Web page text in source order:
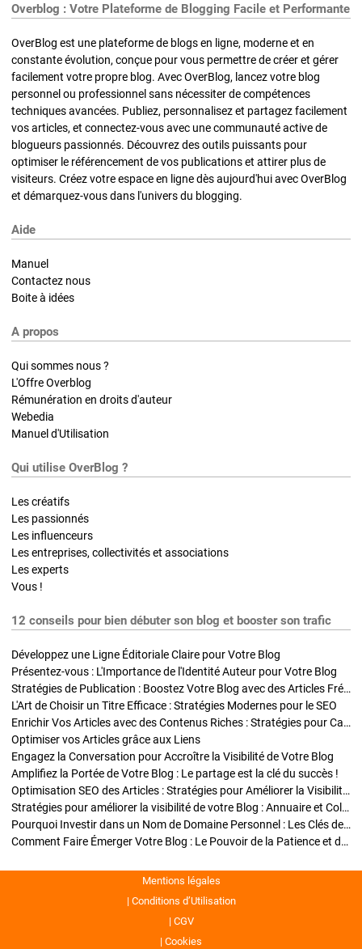
Overblog : Votre Plateforme de Blogging Facile et Performante
OverBlog est une plateforme de blogs en ligne, moderne et en
constante évolution, conçue pour vous permettre de créer et gérer
facilement votre propre blog. Avec OverBlog, lancez votre blog
personnel ou professionnel sans nécessiter de compétences
techniques avancées. Publiez, personnalisez et partagez facilement
vos articles, et connectez-vous avec une communauté active de
blogueurs passionnés. Découvrez des outils puissants pour
optimiser le référencement de vos publications et attirer plus de
visiteurs. Créez votre espace en ligne dès aujourd'hui avec OverBlog
et démarquez-vous dans l'univers du blogging.
Aide
Manuel
Contactez nous
Boite à idées
A propos
Qui sommes nous ?
L'Offre Overblog
Rémunération en droits d'auteur
Webedia
Manuel d'Utilisation
Qui utilise OverBlog ?
Les créatifs
Les passionnés
Les influenceurs
Les entreprises, collectivités et associations
Les experts
Vous !
12 conseils pour bien débuter son blog et booster son trafic
Développez une Ligne Éditoriale Claire pour Votre Blog
Présentez-vous : L'Importance de l'Identité Auteur pour Votre Blog
Stratégies de Publication : Boostez Votre Blog avec des Articles Fréquents et Exclusifs
L'Art de Choisir un Titre Efficace : Stratégies Modernes pour le SEO
Enrichir Vos Articles avec des Contenus Riches : Stratégies pour Captiver et Optimiser
Optimiser vos Articles grâce aux Liens
Engagez la Conversation pour Accroître la Visibilité de Votre Blog
Amplifiez la Portée de Votre Blog : Le partage est la clé du succès !
Optimisation SEO des Articles : Stratégies pour Améliorer la Visibilité de Votre Blog
Stratégies pour améliorer la visibilité de votre Blog : Annuaire et Collaborations
Pourquoi Investir dans un Nom de Domaine Personnel : Les Clés de la Réussite de Votre Blog
Comment Faire Émerger Votre Blog : Le Pouvoir de la Patience et de la Persévérance
Mentions légales
Conditions d’Utilisation
CGV
Cookies